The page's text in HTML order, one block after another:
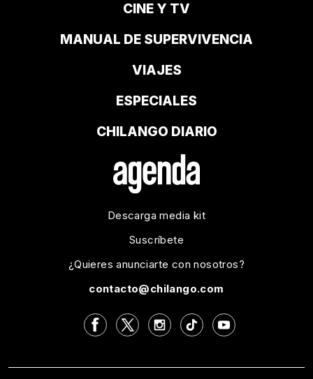
CINE Y TV
MANUAL DE SUPERVIVENCIA
VIAJES
ESPECIALES
CHILANGO DIARIO
Descarga media kit
Suscríbete
¿Quieres anunciarte con nosotros?
contacto@chilango.com